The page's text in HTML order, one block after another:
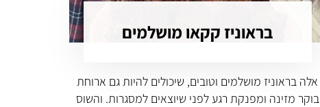
בראוניז קקאו מושלמים
אלה בראוניז מושלמים וטובים, שיכולים להיות גם ארוחת
בוקר מזינה ומפנקת רגע לפני שיוצאים למסגרות. והשוס